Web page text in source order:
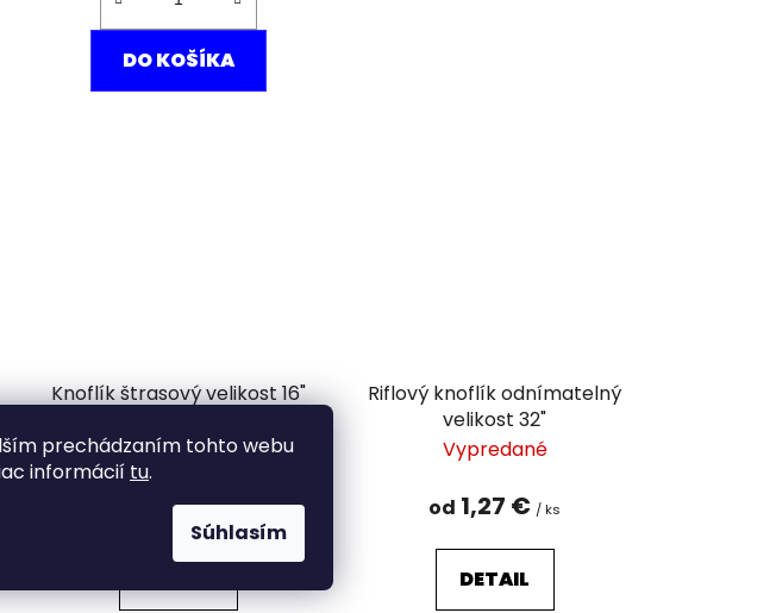
prechádzaním tohto webu
informácií tu.
Súhlasím
DO KOŠÍKA
Knoflík štrasový velikost 16"
Odosielame do 7 dní
1,09 €/ ks
Riflový knoflík odnímatelný
velikost 32"
Vypredané
od 1,27 € / ks
DETAIL